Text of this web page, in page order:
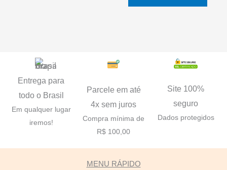
Entrega para
todo o Brasil
Em qualquer lugar
iremos!
Parcele em até
4x sem juros
Compra mínima de
R$ 100,00
Site 100%
seguro
Dados protegidos
MENU RÁPIDO